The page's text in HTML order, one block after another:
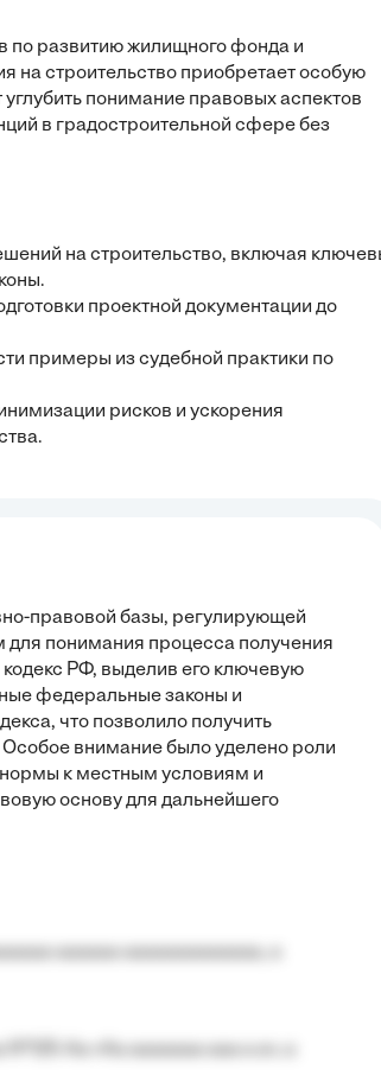
по развитию жилищного фонда и
на строительство приобретает особую
понимание правовых аспектов
в градостроительной сфере без
на строительство, включая
проектной документации до
примеры из судебной практики по
рисков и ускорения
правовой базы, регулирующей
понимания процесса получения
РФ, выделив его ключевую
федеральные законы и
что позволило получить
внимание было уделено роли
нормы к местным условиям и
основу для дальнейшего